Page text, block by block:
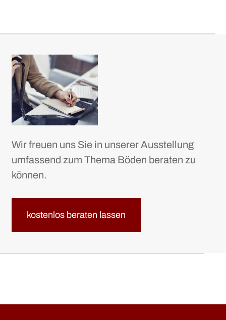
Wir freuen uns Sie in unserer Ausstellung
umfassend zum Thema Böden beraten zu
können.
kostenlos beraten lassen